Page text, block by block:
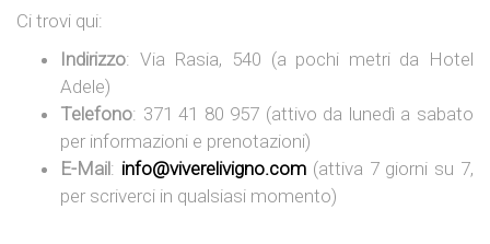
Ci trovi qui:
Indirizzo: Via Rasia, 540 (a pochi metri da Hotel
Adele)
Telefono: 371 41 80 957 (attivo da lunedì a sabato
per informazioni e prenotazioni)
E-Mail: info@viverelivigno.com(attiva 7 giorni su 7,
per scriverci in qualsiasi momento)